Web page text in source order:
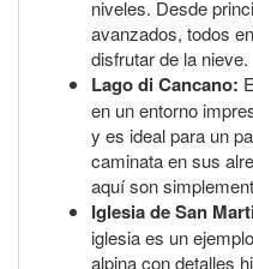
niveles. Desde
avanzados, todos
disfrutar de la nieve.
Lago di Cancano:
en un entorno
y es ideal para un
caminata en sus
aquí son
Iglesia de San
iglesia es un
alpina con detalles